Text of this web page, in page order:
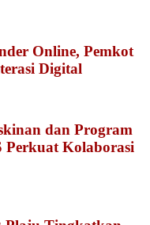
Online, Pemkot
Digital
dan Program
Perkuat Kolaborasi